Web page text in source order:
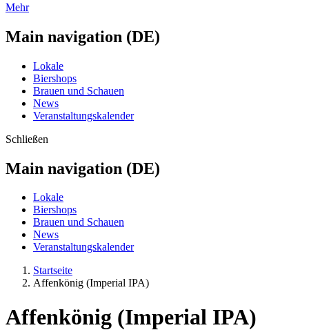
Mehr
Main navigation (DE)
Lokale
Biershops
Brauen und Schauen
News
Veranstaltungskalender
Schließen
Main navigation (DE)
Lokale
Biershops
Brauen und Schauen
News
Veranstaltungskalender
Startseite
Affenkönig (Imperial IPA)
Affenkönig (Imperial IPA)